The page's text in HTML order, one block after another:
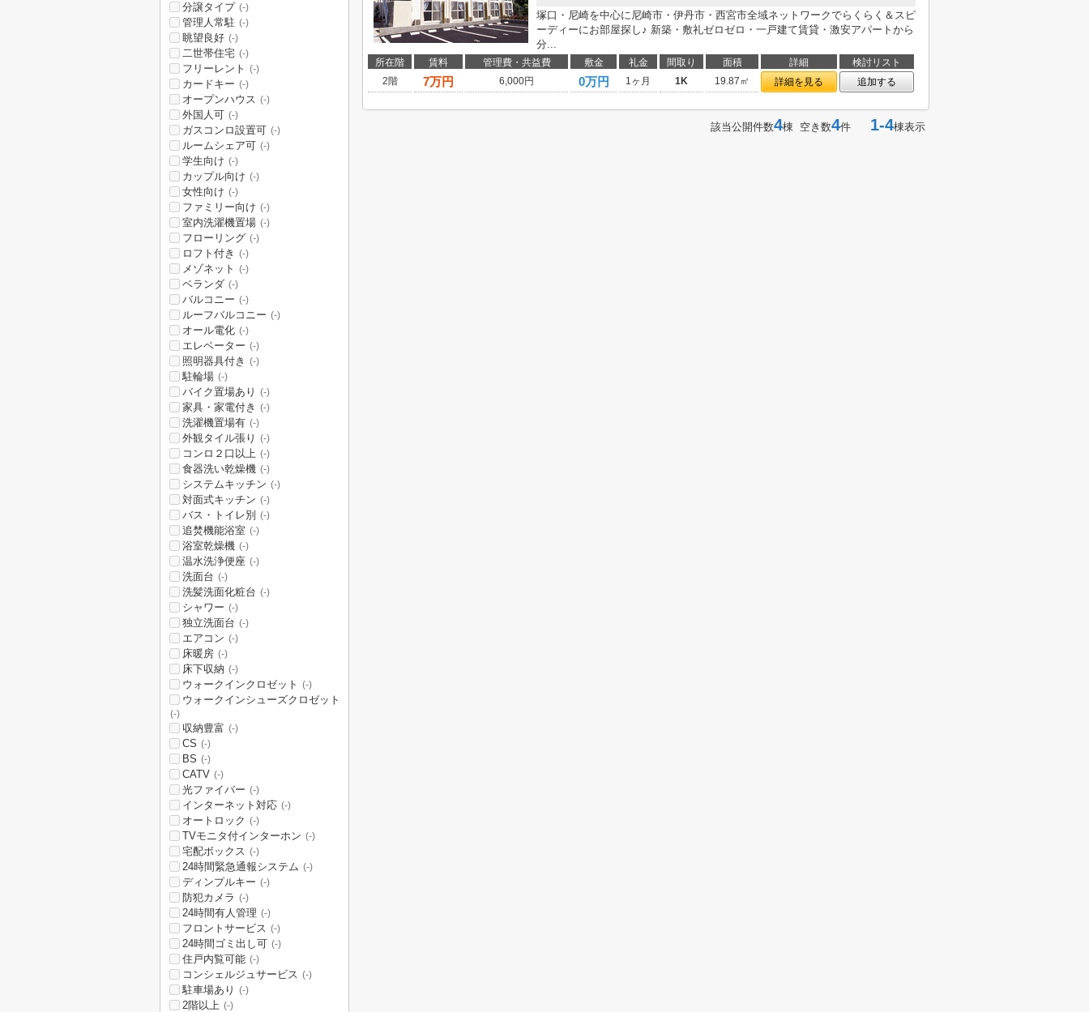
塚口・尼崎を中心に尼崎市・伊丹市・西宮市全域ネットワークでらくらく＆スピ
ーディーにお部屋探し♪ 新築・敷礼ゼロゼロ・一戸建て賃貸・激安アパートから
分...
所在階 賃料 管理費・共益費 敷金 礼金 間取り 面積 詳細
検討リスト
2階
7万円 6,000円 0万円 1ヶ月 1K 19.87㎡ 詳細を見る 追加する
該当公開件数4棟 空き数4件 1-4棟表示
分譲タイプ (-)
管理人常駐 (-)
眺望良好 (-)
二世帯住宅 (-)
フリーレント (-)
カードキー (-)
オープンハウス (-)
外国人可 (-)
ガスコンロ設置可 (-)
ルームシェア可 (-)
学生向け (-)
カップル向け (-)
女性向け (-)
ファミリー向け (-)
室内洗濯機置場 (-)
フローリング (-)
ロフト付き (-)
メゾネット (-)
ベランダ (-)
バルコニー (-)
ルーフバルコニー (-)
オール電化 (-)
エレベーター (-)
照明器具付き (-)
駐輪場 (-)
バイク置場あり (-)
家具・家電付き (-)
洗濯機置場有 (-)
外観タイル張り (-)
コンロ２口以上 (-)
食器洗い乾燥機 (-)
システムキッチン (-)
対面式キッチン (-)
バス・トイレ別 (-)
追焚機能浴室 (-)
浴室乾燥機 (-)
温水洗浄便座 (-)
洗面台 (-)
洗髪洗面化粧台 (-)
シャワー (-)
独立洗面台 (-)
エアコン (-)
床暖房 (-)
床下収納 (-)
ウォークインクロゼット (-)
ウォークインシューズクロゼット
(-)
収納豊富 (-)
CS (-)
BS (-)
CATV (-)
光ファイバー (-)
インターネット対応 (-)
オートロック (-)
TVモニタ付インターホン (-)
宅配ボックス (-)
24時間緊急通報システム (-)
ディンプルキー (-)
防犯カメラ (-)
24時間有人管理 (-)
フロントサービス (-)
24時間ゴミ出し可 (-)
住戸内覧可能 (-)
コンシェルジュサービス (-)
駐車場あり (-)
2階以上 (-)